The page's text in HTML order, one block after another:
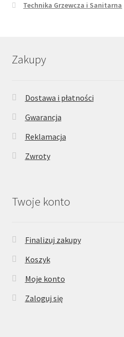
Technika Grzewcza i Sanitarna
Zakupy
Dostawa i płatności
Gwarancja
Reklamacja
Zwroty
Twoje konto
Finalizuj zakupy
Koszyk
Moje konto
Zaloguj się